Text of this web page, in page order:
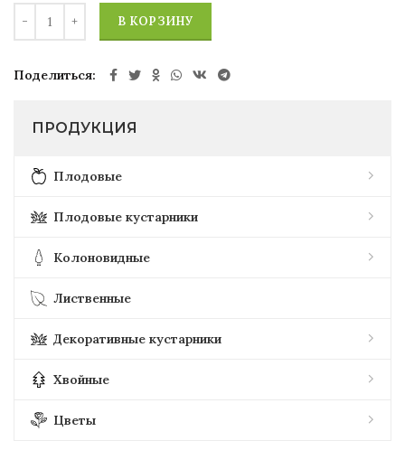
В КОРЗИНУ
Поделиться
ПРОДУКЦИЯ
Плодовые
Плодовые кустарники
Колоновидные
Лиственные
Декоративные кустарники
Хвойные
Цветы